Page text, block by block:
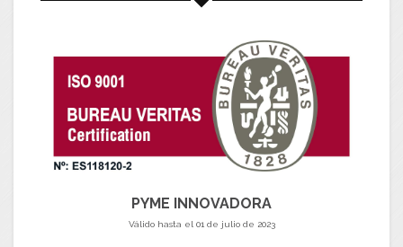
PYME INNOVADORA
Válido hasta el 01 de julio de 2023